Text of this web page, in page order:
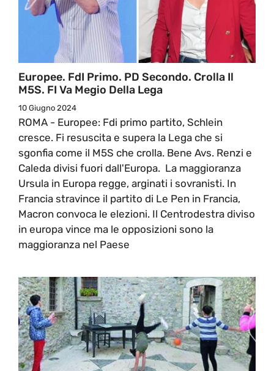
Europee. FdI Primo. PD Secondo. Crolla Il
M5S. FI Va Megio Della Lega
10 Giugno 2024
ROMA - Europee: Fdi primo partito, Schlein
cresce. Fi resuscita e supera la Lega che si
sgonfia come il M5S che crolla. Bene Avs. Renzi e
Caleda divisi fuori dall'Europa. La maggioranza
Ursula in Europa regge, arginati i sovranisti. In
Francia stravince il partito di Le Pen in Francia,
Macron convoca le elezioni. Il Centrodestra diviso
in europa vince ma le opposizioni sono la
maggioranza nel Paese